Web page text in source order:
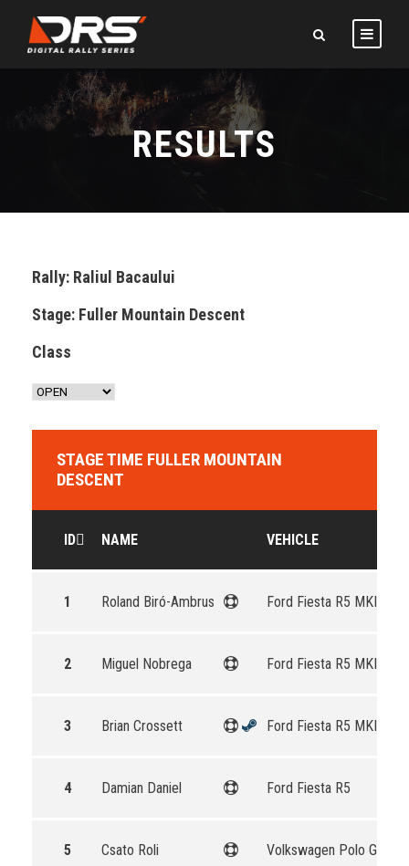
RESULTS
Rally: Raliul Bacaului
Stage: Fuller Mountain Descent
Class
STAGE TIME FULLER MOUNTAIN
DESCENT
ID NAME VEHICLE
1 Roland Biró-Ambrus Ford Fiesta R5 MKII
2 Miguel Nobrega Ford Fiesta R5 MKII
3 Brian Crossett Ford Fiesta R5 MKII
4 Damian Daniel Ford Fiesta R5
5 Csato Roli Volkswagen Polo GTI R5